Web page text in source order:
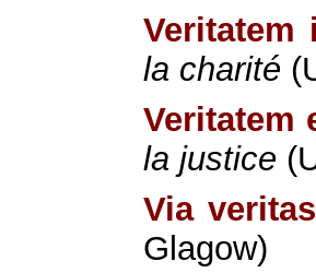
Veritatem
la charité
Veritatem
la justice
Via
Glagow)